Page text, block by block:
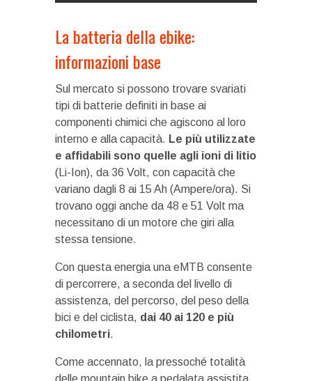
La batteria della ebike:
informazioni base
Sul mercato si possono trovare svariati
tipi di batterie definiti in base ai
componenti chimici che agiscono al loro
interno e alla capacità. Le più utilizzate
e affidabili sono quelle agli ioni di litio
(Li-Ion), da 36 Volt, con capacità che
variano dagli 8 ai 15 Ah (Ampere/ora). Si
trovano oggi anche da 48 e 51 Volt ma
necessitano di un motore che giri alla
stessa tensione.
Con questa energia una eMTB consente
di percorrere, a seconda del livello di
assistenza, del percorso, del peso della
bici e del ciclista, dai 40 ai 120 e più
chilometri.
Come accennato, la pressoché totalità
delle mountain bike a pedalata assistita